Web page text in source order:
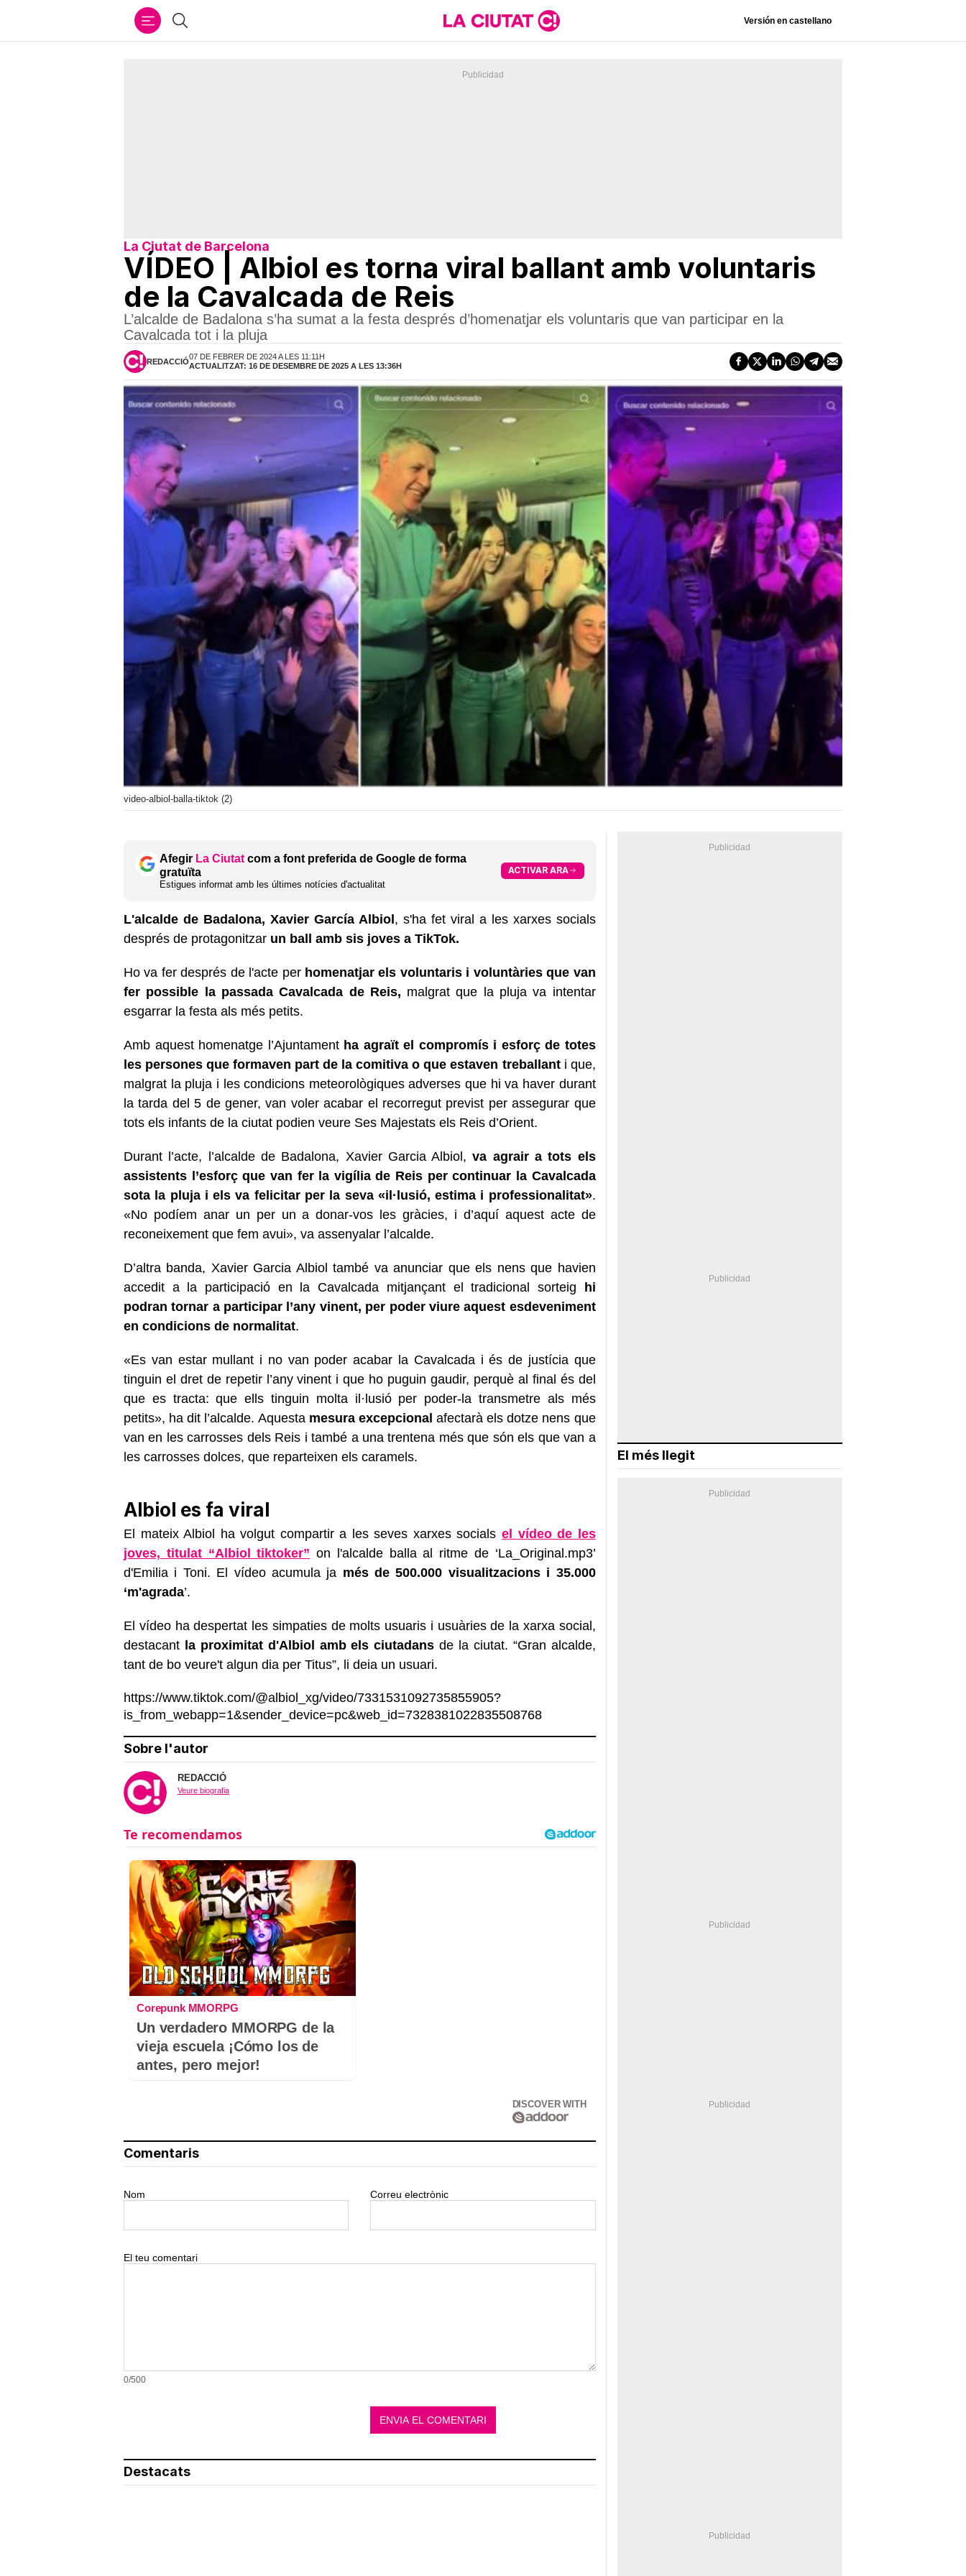
Cercar Versión en castellano
La Ciutat de Barcelona
VÍDEO | Albiol es torna viral ballant amb voluntaris
de la Cavalcada de Reis
L’alcalde de Badalona s’ha sumat a la festa després d’homenatjar els voluntaris que van participar en la
Cavalcada tot i la pluja
REDACCIÓ
07 DE FEBRER DE 2024 A LES 11:11H
ACTUALITZAT: 16 DE DESEMBRE DE 2025 A LES 13:36H
video-albiol-balla-tiktok (2)
Afegir La Ciutat com a font preferida de Google de forma
gratuïta
Estigues informat amb les últimes notícies d'actualitat
ACTIVAR ARA
L'alcalde de Badalona, Xavier García Albiol, s'ha fet viral a les xarxes socials
després de protagonitzar un ball amb sis joves a TikTok.
Ho va fer després de l'acte per homenatjar els voluntaris i voluntàries que van
fer possible la passada Cavalcada de Reis, malgrat que la pluja va intentar
esgarrar la festa als més petits.
Amb aquest homenatge l’Ajuntament ha agraït el compromís i esforç de totes
les persones que formaven part de la comitiva o que estaven treballanti que,
malgrat la pluja i les condicions meteorològiques adverses que hi va haver durant
la tarda del 5 de gener, van voler acabar el recorregut previst per assegurar que
tots els infants de la ciutat podien veure Ses Majestats els Reis d’Orient.
Durant l’acte, l’alcalde de Badalona, Xavier Garcia Albiol,va agrair a tots els
assistents l’esforç que van fer la vigília de Reis per continuar la Cavalcada
sota la pluja i els va felicitar per la seva «il·lusió, estima i professionalitat».
«No podíem anar un per un a donar-vos les gràcies, i d’aquí aquest acte de
reconeixement que fem avui», va assenyalar l’alcalde.
D’altra banda, Xavier Garcia Albiol també va anunciar que els nens que havien
accedit a la participació en la Cavalcada mitjançant el tradicional sorteig hi
podran tornar a participar l’any vinent, per poder viure aquest esdeveniment
en condicions de normalitat.
«Es van estar mullant i no van poder acabar la Cavalcada i és de justícia que
tinguin el dret de repetir l’any vinent i que ho puguin gaudir, perquè al final és del
que es tracta: que ells tinguin molta il·lusió per poder-la transmetre als més
petits», ha dit l’alcalde. Aquesta mesura excepcional afectarà els dotze nens que
van en les carrosses dels Reis i també a una trentena més que són els que van a
les carrosses dolces, que reparteixen els caramels.
Albiol es fa viral
El mateix Albiol ha volgut compartir a les seves xarxes socials el vídeo de les
joves, titulat “Albiol tiktoker” on l'alcalde balla al ritme de ‘La_Original.mp3’
d'Emilia i Toni. El vídeo acumula ja més de 500.000 visualitzacions i 35.000
‘m'agrada’.
El vídeo ha despertat les simpaties de molts usuaris i usuàries de la xarxa social,
destacant la proximitat d'Albiol amb els ciutadans de la ciutat. “Gran alcalde,
tant de bo veure't algun dia per Titus”, li deia un usuari.
https://www.tiktok.com/@albiol_xg/video/7331531092735855905?
is_from_webapp=1&sender_device=pc&web_id=7328381022835508768
Sobre l'autor
REDACCIÓ
Veure biografia
Corepunk MMORPG
Un verdadero MMORPG de la
vieja escuela ¡Cómo los de
antes, pero mejor!
DISCOVER WITH
Comentaris
Nom Correu electrònic
El teu comentari
0/500
Destacats
El més llegit